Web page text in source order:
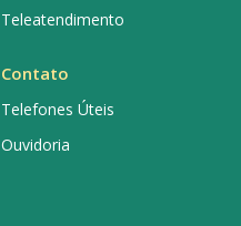
Teleatendimento
Contato
Telefones Úteis
Ouvidoria